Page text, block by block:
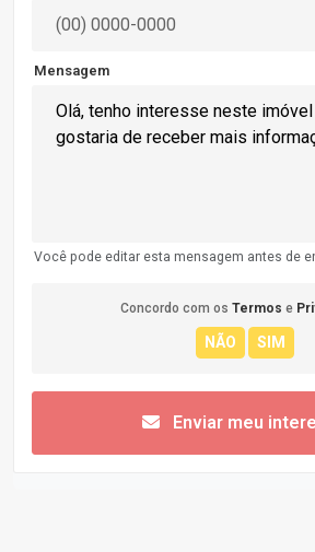
Mensagem
Você pode editar esta mensagem antes de
Concordo com os Termos e
Enviar meu